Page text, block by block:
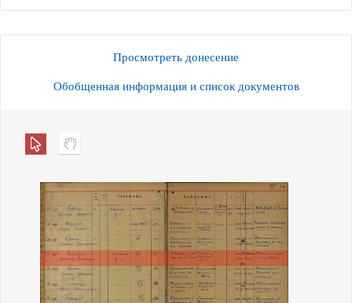
Просмотреть донесение
Обобщенная информация и список документов